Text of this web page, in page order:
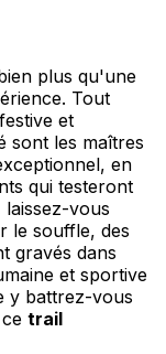
plus qu'une
Tout
et
sont les maîtres
en
qui testeront
vous
le souffle, des
gravés dans
et sportive
y battrez-vous
trail